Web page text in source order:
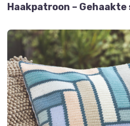
Haakpatroon –